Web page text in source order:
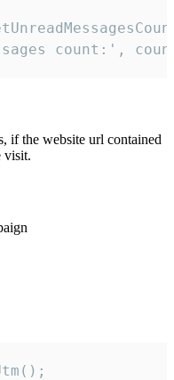
count:',
if the website url contained
visit.